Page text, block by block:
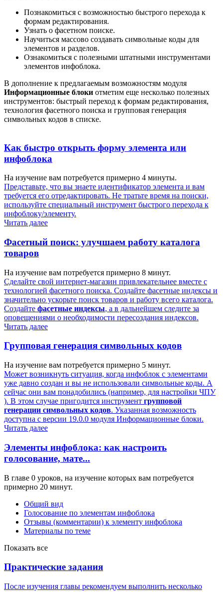
Познакомиться с возможностью быстрого перехода к
формам редактирования.
Узнать о фасетном поиске.
Научиться массово создавать символьные коды для
элементов и разделов.
Ознакомиться с полезными штатными инструментами
элементов инфоблока.
В дополнение к предлагаемым возможностям модуля
Информационные блоки отметим еще несколько полезных
инструментов: быстрый переход к формам редактирования,
технология фасетного поиска и групповая генерация
символьных кодов в списке.
Как быстро открыть форму элемента или
инфоблока
На изучение вам потребуется примерно 4 минуты.
Представьте, что вы знаете идентификатор элемента и вам
требуется его отредактировать. Не тратьте время на поиски,
используйте специальный инструмент быстрого перехода к
инфоблоку/элементу.
Читать далее
Фасетный поиск: улучшаем работу каталога
товаров
На изучение вам потребуется примерно 8 минут.
Сделайте свой интернет-магазин привлекательнее вместе с
технологией фасетного поиска. Создайте фасетные индексы и
значительно ускорьте поиск товаров и работу всего каталога.
Создайте фасетные индексы, а в дальнейшем следите за
оповещениями о необходимости пересоздания индексов.
Читать далее
Групповая генерация символьных кодов
На изучение вам потребуется примерно 5 минут.
Может возникнуть ситуация, когда инфоблок с элементами
уже давно создан и вы не использовали символьные коды. А
сейчас они вам понадобились (например, для настройки ЧПУ
). В этом случае пригодится инструмент групповой
генерации символьных кодов. Указанная возможность
доступна с версии 19.0.0 модуля Информационные блоки.
Читать далее
Элементы инфоблока: как настроить
голосование, мате...
В главе 0 уроков, на изучение которых вам потребуется
примерно 20 минут.
Общий вид
Голосование по элементам инфоблока
Отзывы (комментарии) к элементу инфоблока
Материалы по теме
Показать все
Практические задания
После изучения главы рекомендуем выполнить несколько